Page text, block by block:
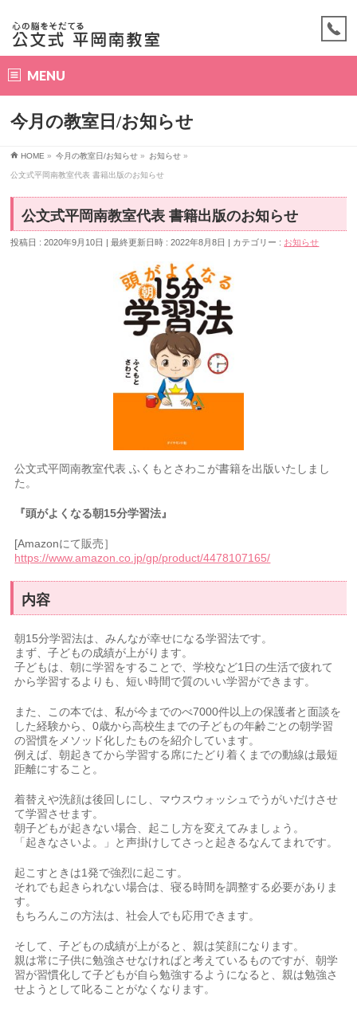
MENU
今月の教室日/お知らせ
HOME » 今月の教室日/お知らせ » お知らせ »
公文式平岡南教室代表 書籍出版のお知らせ
公文式平岡南教室代表 書籍出版のお知らせ
投稿日 : 2020年9月10日 最終更新日時 : 2022年8月8日 カテゴリー : お知らせ
公文式平岡南教室代表 ふくもとさわこが書籍を出版いたしまし
た。
『頭がよくなる朝15分学習法』
[Amazonにて販売］
https://www.amazon.co.jp/gp/product/4478107165/
内容
朝15分学習法は、みんなが幸せになる学習法です。
まず、子どもの成績が上がります。
子どもは、朝に学習をすることで、学校など1日の生活で疲れて
から学習するよりも、短い時間で質のいい学習ができます。
また、この本では、私が今までのべ7000件以上の保護者と面談を
した経験から、0歳から高校生までの子どもの年齢ごとの朝学習
の習慣をメソッド化したものを紹介しています。
例えば、朝起きてから学習する席にたどり着くまでの動線は最短
距離にすること。
着替えや洗顔は後回しにし、マウスウォッシュでうがいだけさせ
て学習させます。
朝子どもが起きない場合、起こし方を変えてみましょう。
「起きなさいよ。」と声掛けしてさっと起きるなんてまれです。
起こすときは1発で強烈に起こす。
それでも起きられない場合は、寝る時間を調整する必要がありま
す。
もちろんこの方法は、社会人でも応用できます。
そして、子どもの成績が上がると、親は笑顔になります。
親は常に子供に勉強させなければと考えているものですが、朝学
習が習慣化して子どもが自ら勉強するようになると、親は勉強さ
せようとして叱ることがなくなります。